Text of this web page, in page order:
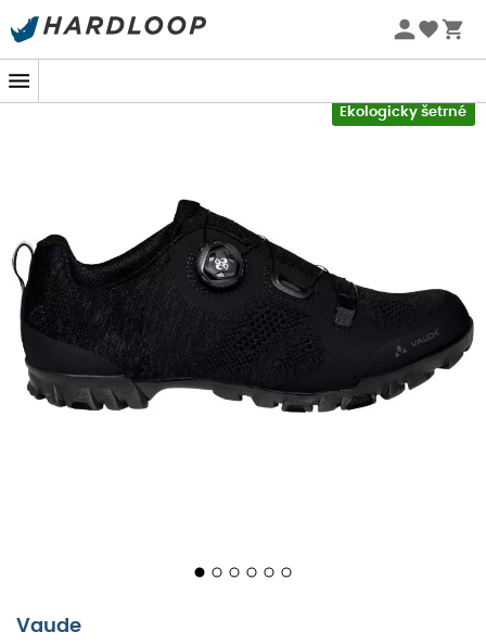
Letní akce 🔥 -5 % EXTRA při nákupu 2 produktů* s kódem
Ekologicky šetrné
Vaude
Oblíbené stránky Z druhé ruky